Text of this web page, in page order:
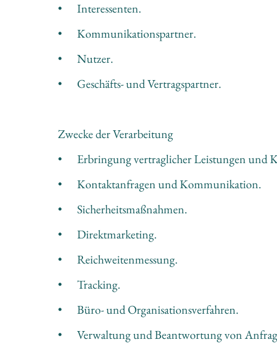
•	Interessenten.
•	Kommunikationspartner.
•	Nutzer.
•	Geschäfts- und Vertragspartner.
Zwecke der Verarbeitung
•	Erbringung vertraglicher Leistungen und
•	Kontaktanfragen und Kommunikation.
•	Sicherheitsmaßnahmen.
•	Direktmarketing.
•	Reichweitenmessung.
•	Tracking.
•	Büro- und Organisationsverfahren.
•	Verwaltung und Beantwortung von